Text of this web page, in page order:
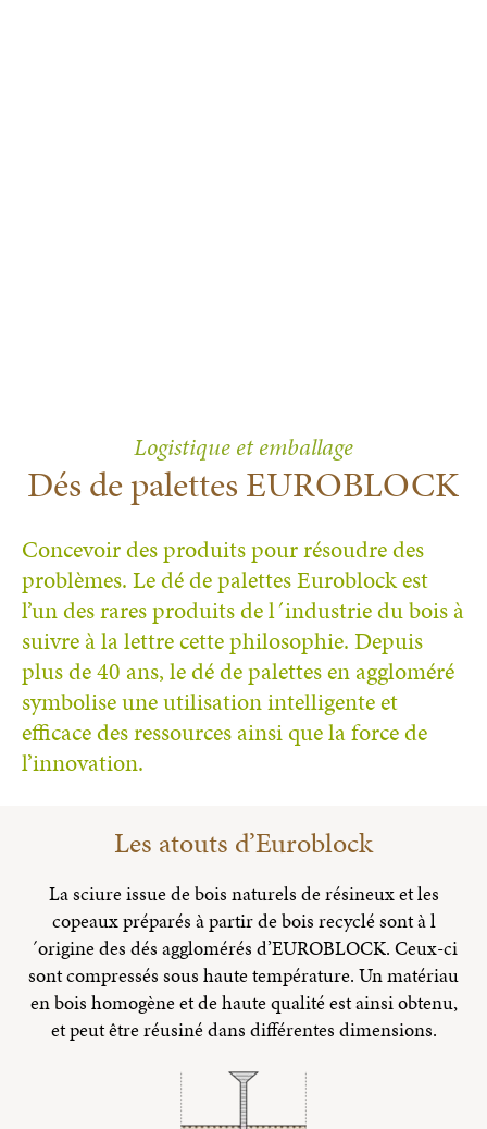
Logistique et emballage
Dés de palettes EUROBLOCK
Concevoir des produits pour résoudre des
problèmes. Le dé de palettes Euroblock est
l’un des rares produits de l´industrie du bois à
suivre à la lettre cette philosophie. Depuis
plus de 40 ans, le dé de palettes en aggloméré
symbolise une utilisation intelligente et
efficace des ressources ainsi que la force de
l’innovation.
Les atouts d’Euroblock
La sciure issue de bois naturels de résineux et les
copeaux préparés à partir de bois recyclé sont à l
´origine des dés agglomérés d’EUROBLOCK. Ceux-ci
sont compressés sous haute température. Un matériau
en bois homogène et de haute qualité est ainsi obtenu,
et peut être réusiné dans différentes dimensions.